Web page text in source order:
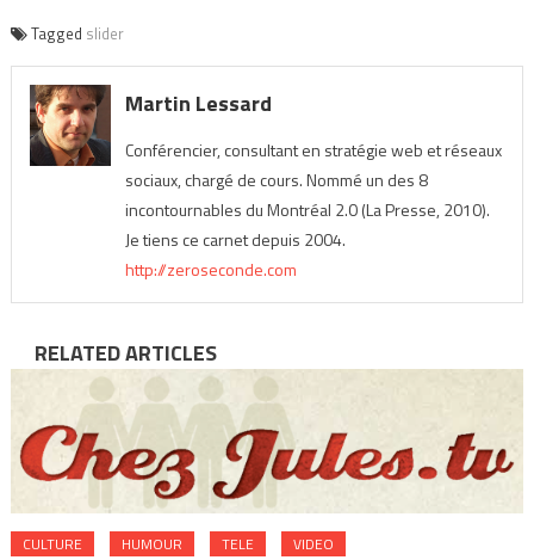
Tagged slider
Martin Lessard
Conférencier, consultant en stratégie web et réseaux
sociaux, chargé de cours. Nommé un des 8
incontournables du Montréal 2.0 (La Presse, 2010).
Je tiens ce carnet depuis 2004.
http://zeroseconde.com
RELATED ARTICLES
CULTURE HUMOUR TELE VIDEO